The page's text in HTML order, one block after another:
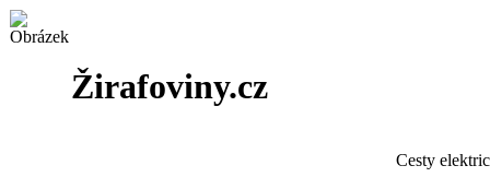
Žirafoviny.cz
Cesty